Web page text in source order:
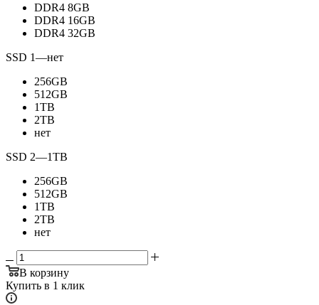
DDR4 8GB
DDR4 16GB
DDR4 32GB
SSD 1—нет
256GB
512GB
1TB
2TB
нет
SSD 2—1TB
256GB
512GB
1TB
2TB
нет
В корзину
Купить в 1 клик